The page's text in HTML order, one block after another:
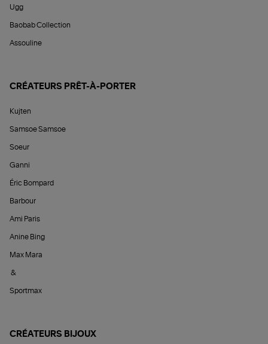
Ugg
Baobab Collection
Assouline
CRÉATEURS PRÊT-À-PORTER
Kujten
Samsoe Samsoe
Soeur
Ganni
Éric Bompard
Barbour
Ami Paris
Anine Bing
Max Mara
&
Sportmax
CRÉATEURS BIJOUX